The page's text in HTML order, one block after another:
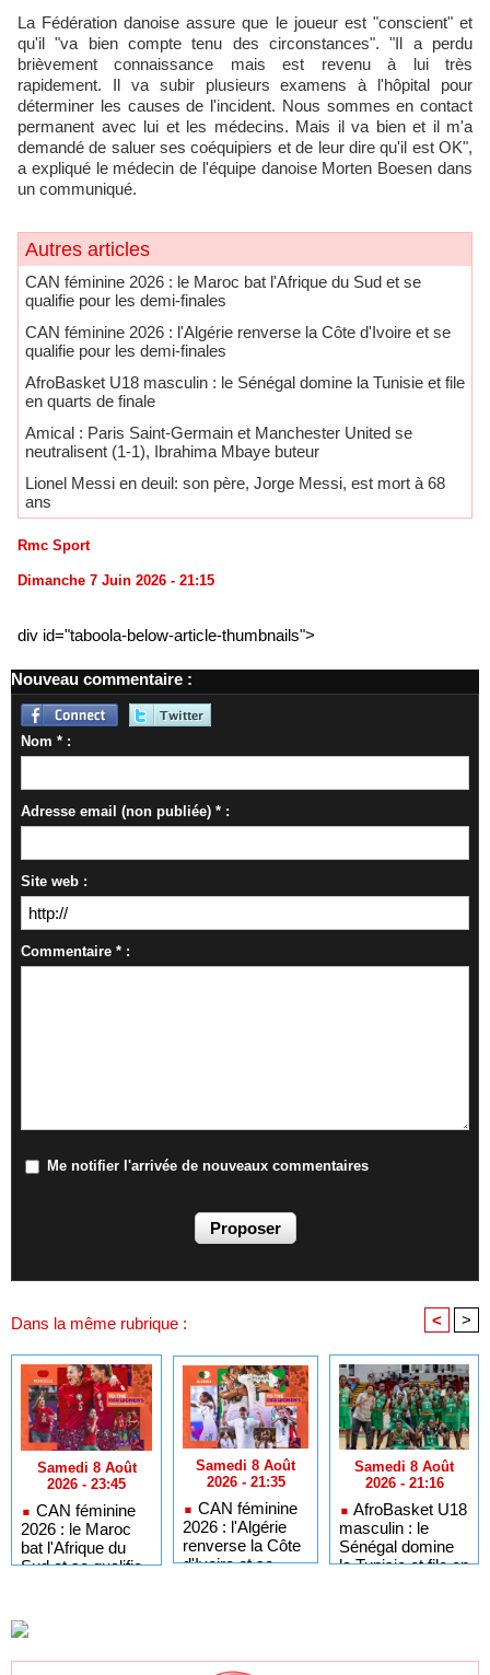
La Fédération danoise assure que le joueur est "conscient" et
qu'il "va bien compte tenu des circonstances". "Il a perdu
brièvement connaissance mais est revenu à lui très
rapidement. Il va subir plusieurs examens à l'hôpital pour
déterminer les causes de l'incident. Nous sommes en contact
permanent avec lui et les médecins. Mais il va bien et il m'a
demandé de saluer ses coéquipiers et de leur dire qu'il est OK",
a expliqué le médecin de l'équipe danoise Morten Boesen dans
un communiqué.
Autres articles
CAN féminine 2026 : le Maroc bat l'Afrique du Sud et se
qualifie pour les demi-finales
CAN féminine 2026 : l'Algérie renverse la Côte d'Ivoire et se
qualifie pour les demi-finales
AfroBasket U18 masculin : le Sénégal domine la Tunisie et file
en quarts de finale
Amical : Paris Saint-Germain et Manchester United se
neutralisent (1-1), Ibrahima Mbaye buteur
Lionel Messi en deuil: son père, Jorge Messi, est mort à 68
ans
Rmc Sport
Dimanche 7 Juin 2026 - 21:15
div id="taboola-below-article-thumbnails">
Nouveau commentaire :
Nom * :
Adresse email (non publiée) * :
Site web :
Commentaire * :
Me notifier l'arrivée de nouveaux commentaires
Dans la même rubrique : < >
Samedi 8 Août
2026 - 23:45
CAN féminine
2026 : le Maroc
bat l'Afrique du
Sud et se qualifie
Samedi 8 Août
2026 - 21:35
CAN féminine
2026 : l'Algérie
renverse la Côte
d'Ivoire et se
Samedi 8 Août
2026 - 21:16
AfroBasket U18
masculin : le
Sénégal domine
la Tunisie et file en